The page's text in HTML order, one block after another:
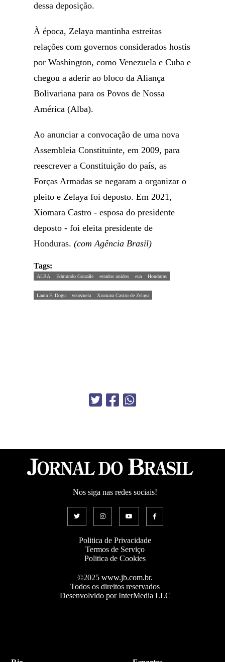
dessa deposição.
À época, Zelaya mantinha estreitas
relações com governos considerados hostis
por Washington, como Venezuela e Cuba e
chegou a aderir ao bloco da Aliança
Bolivariana para os Povos de Nossa
América (Alba).
Ao anunciar a convocação de uma nova
Assembleia Constituinte, em 2009, para
reescrever a Constituição do país, as
Forças Armadas se negaram a organizar o
pleito e Zelaya foi deposto. Em 2021,
Xiomara Castro - esposa do presidente
deposto - foi eleita presidente de
Honduras.(com Agência Brasil)
Tags:
ALBA Edmundo Gonzále estados unidos eua Honduras
Laura F. Dogu venezuela Xiomara Castro de Zelaya
Nos siga nas redes sociais!
Politica de Privacidade
Termos de Serviço
Politica de Cookies
©2025 www.jb.com.br.
Todos os direitos reservados
Desenvolvido por InterMedia LLC